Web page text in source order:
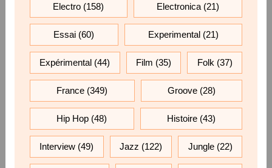
Electro (158) Electronica(21)
Essai (60) Experimental(21)
Expérimental (44) Film (35) Folk (37)
France (349) Groove(28)
Hip Hop (48) Histoire(43)
Interview (49) Jazz (122) Jungle(22)